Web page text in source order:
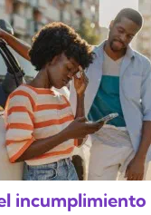
incumplimiento